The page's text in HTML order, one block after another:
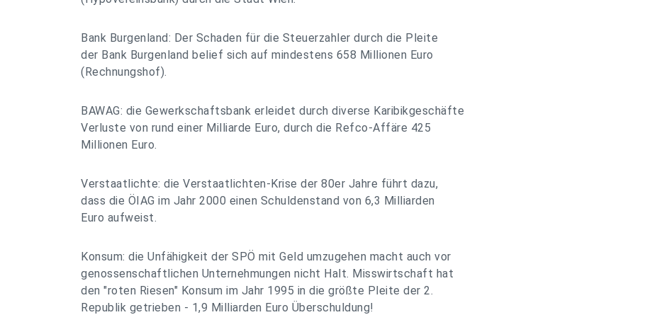
Bank Burgenland: Der Schaden für die Steuerzahler durch die Pleite
der Bank Burgenland belief sich auf mindestens 658 Millionen Euro
(Rechnungshof).
BAWAG: die Gewerkschaftsbank erleidet durch diverse Karibikgeschäfte
Verluste von rund einer Milliarde Euro, durch die Refco-Affäre 425
Millionen Euro.
Verstaatlichte: die Verstaatlichten-Krise der 80er Jahre führt dazu,
dass die ÖIAG im Jahr 2000 einen Schuldenstand von 6,3 Milliarden
Euro aufweist.
Konsum: die Unfähigkeit der SPÖ mit Geld umzugehen macht auch vor
genossenschaftlichen Unternehmungen nicht Halt. Misswirtschaft hat
den "roten Riesen" Konsum im Jahr 1995 in die größte Pleite der 2.
Republik getrieben - 1,9 Milliarden Euro Überschuldung!